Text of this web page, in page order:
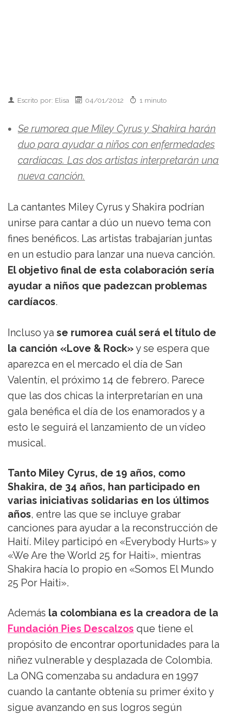
Escrito por: Elisa 04/01/2012 1 minuto
Se rumorea que Miley Cyrus y Shakira harán
duo para ayudar a niños con enfermedades
cardíacas. Las dos artistas interpretarán una
nueva canción.
La cantantes Miley Cyrus y Shakira podrían
unirse para cantar a dúo un nuevo tema con
fines benéficos. Las artistas trabajarían juntas
en un estudio para lanzar una nueva canción.
El objetivo final de esta colaboración sería
ayudar a niños que padezcan problemas
cardíacos.
Incluso ya se rumorea cuál será el título de
la canción «Love & Rock» y se espera que
aparezca en el mercado el día de San
Valentín, el próximo 14 de febrero. Parece
que las dos chicas la interpretarían en una
gala benéfica el día de los enamorados y a
esto le seguirá el lanzamiento de un vídeo
musical.
Tanto Miley Cyrus, de 19 años, como
Shakira, de 34 años, han participado en
varias iniciativas solidarias en los últimos
años, entre las que se incluye grabar
canciones para ayudar a la reconstrucción de
Haití. Miley participó en «Everybody Hurts» y
«We Are the World 25 for Haiti», mientras
Shakira hacía lo propio en «Somos El Mundo
25 Por Haiti».
Además la colombiana es la creadora de la
Fundación Pies Descalzos que tiene el
propósito de encontrar oportunidades para la
niñez vulnerable y desplazada de Colombia.
La ONG comenzaba su andadura en 1997
cuando la cantante obtenía su primer éxito y
sigue avanzando en sus logros según